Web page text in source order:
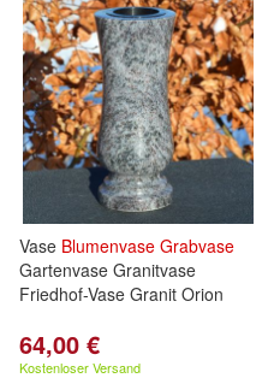
Vase Blumenvase Grabvase
Gartenvase Granitvase
Friedhof-Vase Granit Orion
64,00 €
Kostenloser Versand